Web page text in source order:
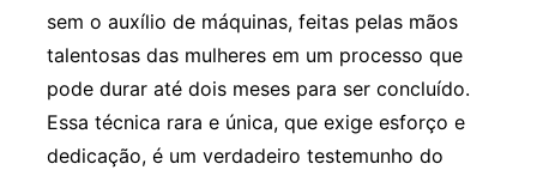
sem o auxílio de máquinas, feitas pelas mãos
talentosas das mulheres em um processo que
pode durar até dois meses para ser concluído.
Essa técnica rara e única, que exige esforço e
dedicação, é um verdadeiro testemunho do